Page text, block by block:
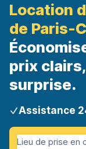
Location
de Paris-
prix
surprise.
Assistance
Lieu de prise en